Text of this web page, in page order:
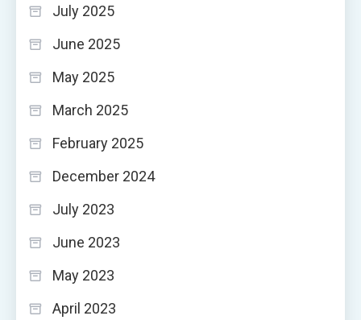
July 2025
June 2025
May 2025
March 2025
February 2025
December 2024
July 2023
June 2023
May 2023
April 2023